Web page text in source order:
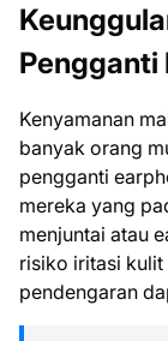
Pengganti
Kenyamanan
banyak orang
pengganti
mereka yang
menjuntai atau
risiko iritasi kulit
pendengaran